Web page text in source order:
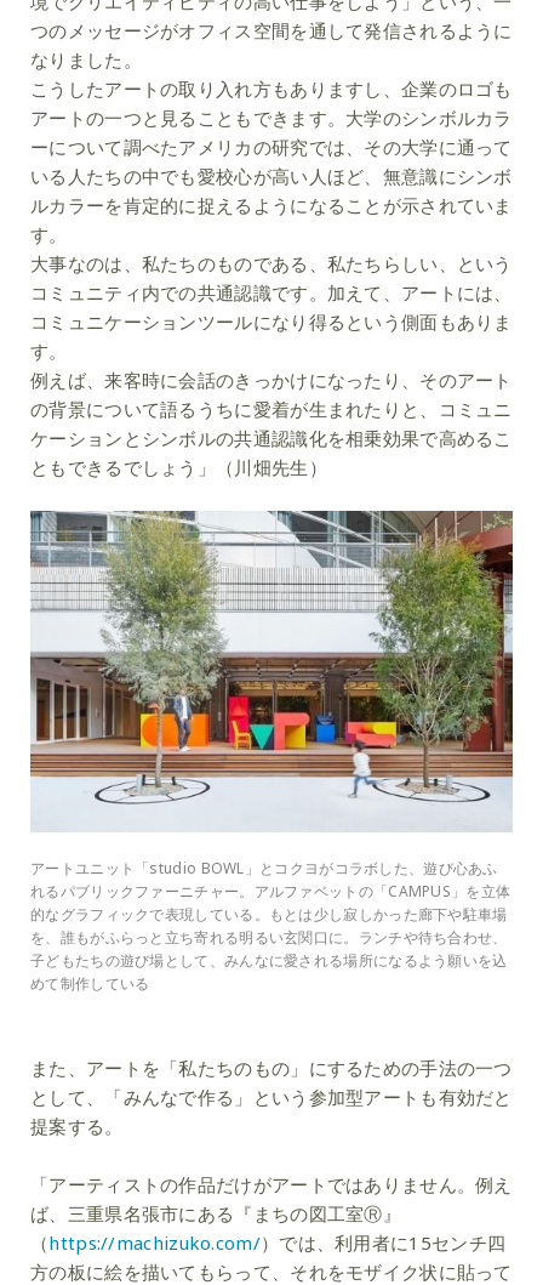
つのメッセージがオフィス空間を通して発信されるように
なりました。
こうしたアートの取り入れ方もありますし、企業のロゴも
アートの一つと見ることもできます。大学のシンボルカラ
ーについて調べたアメリカの研究では、その大学に通って
いる人たちの中でも愛校心が高い人ほど、無意識にシンボ
ルカラーを肯定的に捉えるようになることが示されていま
す。
大事なのは、私たちのものである、私たちらしい、という
コミュニティ内での共通認識です。加えて、アートには、
コミュニケーションツールになり得るという側面もありま
す。
例えば、来客時に会話のきっかけになったり、そのアート
の背景について語るうちに愛着が生まれたりと、コミュニ
ケーションとシンボルの共通認識化を相乗効果で高めるこ
ともできるでしょう」（川畑先生）
アートユニット「studio BOWL」とコクヨがコラボした、遊び心あふ
れるパブリックファーニチャー。アルファベットの「CAMPUS」を立体
的なグラフィックで表現している。もとは少し寂しかった廊下や駐車場
を、誰もがふらっと立ち寄れる明るい玄関口に。ランチや待ち合わせ、
子どもたちの遊び場として、みんなに愛される場所になるよう願いを込
めて制作している
また、アートを「私たちのもの」にするための手法の一つ
として、「みんなで作る」という参加型アートも有効だと
提案する。
「アーティストの作品だけがアートではありません。例え
ば、三重県名張市にある『まちの図工室Ⓡ』
（https://machizuko.com/）では、利用者に15センチ四
方の板に絵を描いてもらって、それをモザイク状に貼って